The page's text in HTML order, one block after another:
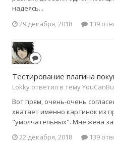
надеясь...
29 декабря, 2018
139
Тестирование плагина
Lokky ответил в тему
Вот прям, очень-очень
хватает именно картинок из
"умолчательных". Мне жена
22 декабря, 2018
139